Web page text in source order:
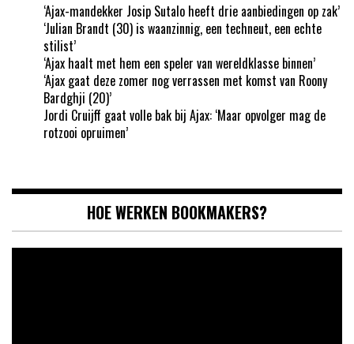
‘Ajax-mandekker Josip Sutalo heeft drie aanbiedingen op zak’
‘Julian Brandt (30) is waanzinnig, een techneut, een echte
stilist’
‘Ajax haalt met hem een speler van wereldklasse binnen’
‘Ajax gaat deze zomer nog verrassen met komst van Roony
Bardghji (20)’
Jordi Cruijff gaat volle bak bij Ajax: ‘Maar opvolger mag de
rotzooi opruimen’
HOE WERKEN BOOKMAKERS?